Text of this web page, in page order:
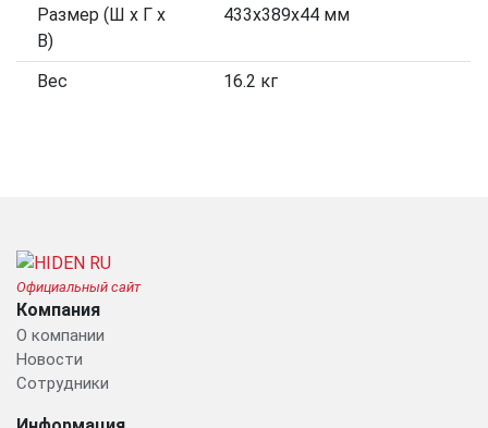
Размер (Ш х Г х
В)
433x389х44 мм
Вес 16.2 кг
Официальный сайт
Компания
О компании
Новости
Сотрудники